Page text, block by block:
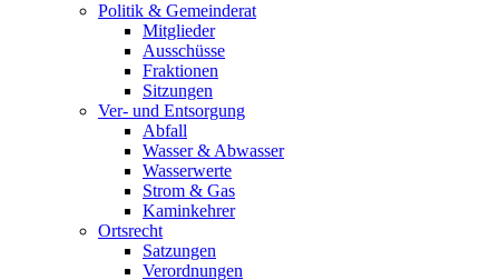
Politik & Gemeinderat
Mitglieder
Ausschüsse
Fraktionen
Sitzungen
Ver- und Entsorgung
Abfall
Wasser & Abwasser
Wasserwerte
Strom & Gas
Kaminkehrer
Ortsrecht
Satzungen
Verordnungen